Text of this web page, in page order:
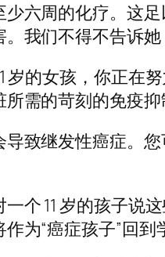
六周的化疗。这
我们不得不告诉她
岁的女孩，你正在
需的苛刻的免疫抑
致继发性癌症。
个 11 岁的孩子说
为“癌症孩子”回到